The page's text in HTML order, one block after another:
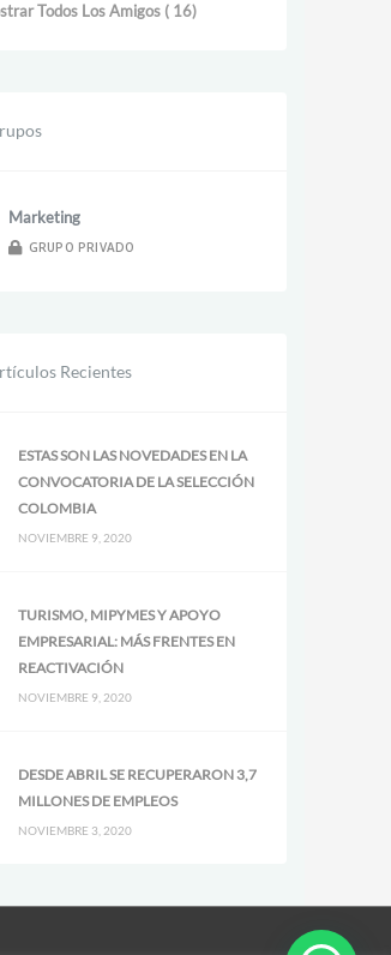
Todos Los Amigos ( 16)
Marketing
GRUPO PRIVADO
Recientes
ESTAS SON LAS NOVEDADES EN LA
CONVOCATORIA DE LA SELECCIÓN
COLOMBIA
NOVIEMBRE 9, 2020
TURISMO, MIPYMES Y APOYO
EMPRESARIAL: MÁS FRENTES EN
REACTIVACIÓN
NOVIEMBRE 9, 2020
DESDE ABRIL SE RECUPERARON 3,7
MILLONES DE EMPLEOS
NOVIEMBRE 3, 2020